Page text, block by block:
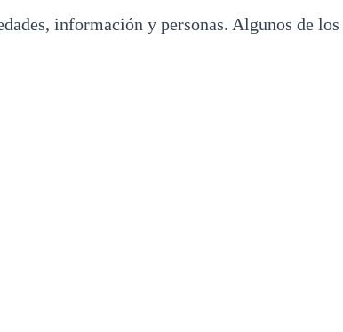
información y personas. Algunos de los